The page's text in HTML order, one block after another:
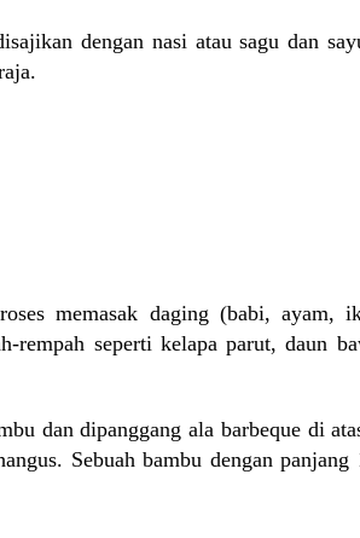
dengan nasi atau sagu dan
memasak daging (babi, ayam,
rempah seperti kelapa parut, daun
dan dipanggang ala barbeque di
Sebuah bambu dengan panjang